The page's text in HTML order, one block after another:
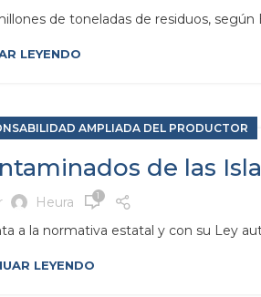
de toneladas de residuos, según
LEYENDO
AMPLIADA DEL PRODUCTOR
de las
Heura 1
a la normativa estatal y con su Ley
LEYENDO